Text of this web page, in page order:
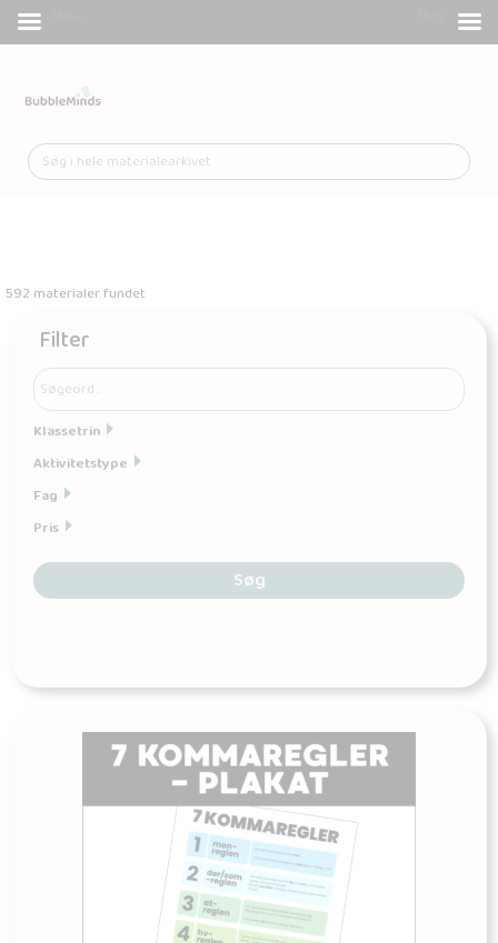
592 materialer fundet
Filter
Klassetrin
Aktivitetstype
Fag
Pris
Søg